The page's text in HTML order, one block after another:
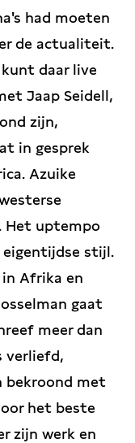
had moeten
de actualiteit.
daar live
Jaap Seidell,
zijn,
in gesprek
Azuike
Het uptempo
eigentijdse stijl.
Afrika en
gaat
meer dan
verliefd,
bekroond met
het beste
zijn werk en